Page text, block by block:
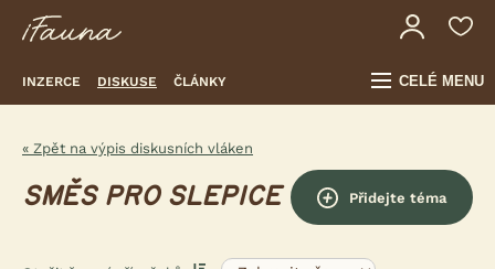
INZERCE DISKUSE ČLÁNKY CELÉ MENU
« Zpět na výpis diskusních vláken
SMĚS PRO SLEPICE Přidejte téma